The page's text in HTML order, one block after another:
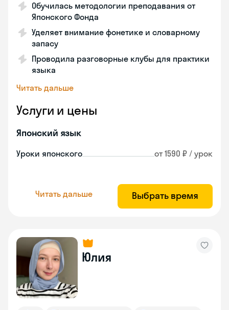
Обучилась методологии преподавания от
Японского Фонда
Уделяет внимание фонетике и словарному
запасу
Проводила разговорные клубы для практики
языка
Читать дальше
Услуги и цены
Японский язык
Уроки японского от 1590 ₽ / урок
Читать дальше Выбрать время
Юлия